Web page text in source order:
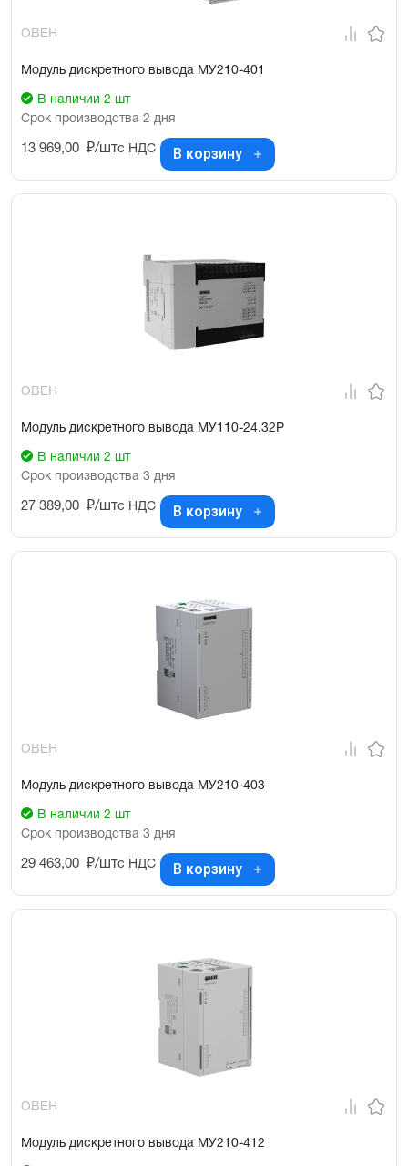
ОВЕН
Модуль дискретного вывода МУ210-401
В наличии 2 шт
Срок производства 2 дня
13 969,00 ₽/штс НДС В корзину
ОВЕН
Модуль дискретного вывода МУ110-24.32Р
В наличии 2 шт
Срок производства 3 дня
27 389,00 ₽/штс НДС В корзину
ОВЕН
Модуль дискретного вывода МУ210-403
В наличии 2 шт
Срок производства 3 дня
29 463,00 ₽/штс НДС В корзину
ОВЕН
Модуль дискретного вывода МУ210-412